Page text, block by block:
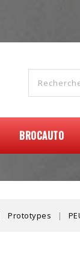
BROCAUTO
Prototypes